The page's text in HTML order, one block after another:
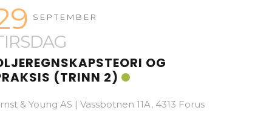
SEPTEMBER
OG
(TRINN 2)
& Young AS | Vassbotnen 11A, 4313 Forus